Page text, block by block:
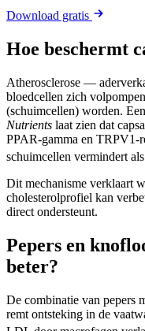
Download gratis
Hoe beschermt
Atherosclerose —
bloedcellen zich
(schuimcellen) worden.
Nutrients laat zien dat
PPAR-gamma en TRPV1-
schuimcellen vermindert
Dit mechanisme verklaart
cholesterolprofiel kan
direct ondersteunt.
Pepers en
beter?
De combinatie van pepers
remt ontsteking in de